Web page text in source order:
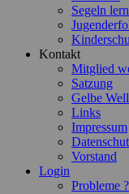
Segeln
Kontakt
Mitglied
Satzung
Gelbe
Links
Impressum
Vorstand
Login
Probleme ?